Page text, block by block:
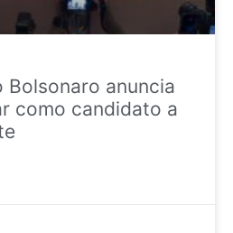
Bolsonaro anuncia
como candidato a